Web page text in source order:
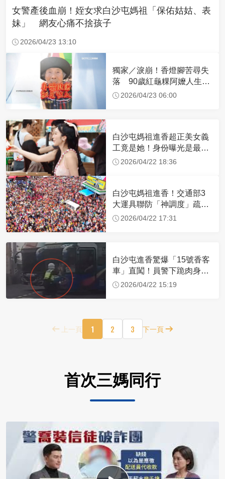
女警產後血崩！姪女求白沙屯媽祖「保佑姑姑、表
妹」 網友心痛不捨孩子
2026/04/23 13:10
獨家／淚崩！香燈腳苦尋失
落 90歲紅龜粿阿嬤人生謝
幕2026/04/23 06:00
白沙屯媽祖進香超正美女義
工竟是她！身份曝光是最美
禮生 一輩子不結婚
2026/04/22 18:36
白沙屯媽祖進香！交通部3
大運具聯防「神調度」疏運
32.1萬創新高
2026/04/22 17:31
白沙屯進香驚爆「15號香客
車」直闖！員警下跪肉身擋
車：讓行人先過
2026/04/22 15:19
上一頁 1 2 3 下一頁
首次三媽同行